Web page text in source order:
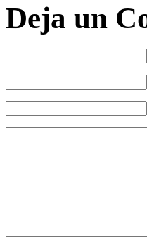
Deja un